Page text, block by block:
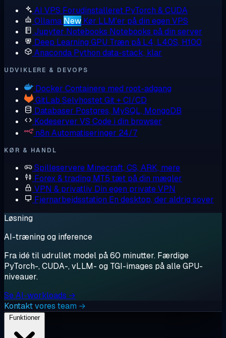
AI VPS Forudinstalleret PyTorch & CUDA
Ollama New Kør LLM'er på din egen VPS
Jupyter Notebooks Notebooks på din server
Deep Learning GPU Træn på L4, L40S, H100
Anaconda Python data-stack, klar
UDVIKLERE & DEVOPS
Docker Containere med root-adgang
GitLab Selvhostet Git + CI/CD
Databaser Postgres, MySQL, MongoDB
Kodeserver VS Code i din browser
n8n Automatiseringer 24/7
KØR & HANDL
Spilleservere Minecraft, CS, ARK, mere
Forex & trading MT5 tæt på din mægler
VPN & privatliv Din egen private VPN
Fjernarbejdsstation En desktop, der aldrig sover
Løsning
AI-træning og inference
Fra idé til udrullet model på 60 minutter. Færdige
PyTorch-, CUDA-, vLLM- og TGI-images på alle GPU-
niveauer.
Se AI-workloads →
Kontakt vores team →
Funktioner